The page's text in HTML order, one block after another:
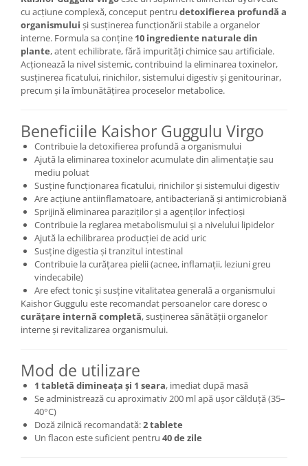
cu acțiune complexă, conceput pentru detoxifierea profundă a
organismului și susținerea funcționării stabile a organelor
interne. Formula sa conține 10 ingrediente naturale din
plante, atent echilibrate, fără impurități chimice sau artificiale.
Acționează la nivel sistemic, contribuind la eliminarea toxinelor,
susținerea ficatului, rinichilor, sistemului digestiv și genitourinar,
precum și la îmbunătățirea proceselor metabolice.
Beneficiile Kaishor Guggulu Virgo
Contribuie la detoxifierea profundă a organismului
Ajută la eliminarea toxinelor acumulate din alimentație sau
mediu poluat
Susține funcționarea ficatului, rinichilor și sistemului digestiv
Are acțiune antiinflamatoare, antibacteriană și antimicrobiană
Sprijină eliminarea paraziților și a agenților infecțioși
Contribuie la reglarea metabolismului și a nivelului lipidelor
Ajută la echilibrarea producției de acid uric
Susține digestia și tranzitul intestinal
Contribuie la curățarea pielii (acnee, inflamații, leziuni greu
vindecabile)
Are efect tonic și susține vitalitatea generală a organismului
Kaishor Guggulu este recomandat persoanelor care doresc o
curățare internă completă, susținerea sănătății organelor
interne și revitalizarea organismului.
Mod de utilizare
1 tabletă dimineața și 1 seara, imediat după masă
Se administrează cu aproximativ 200 ml apă ușor călduță (35–
40°C)
Doză zilnică recomandată:2 tablete
Un flacon este suficient pentru 40 de zile